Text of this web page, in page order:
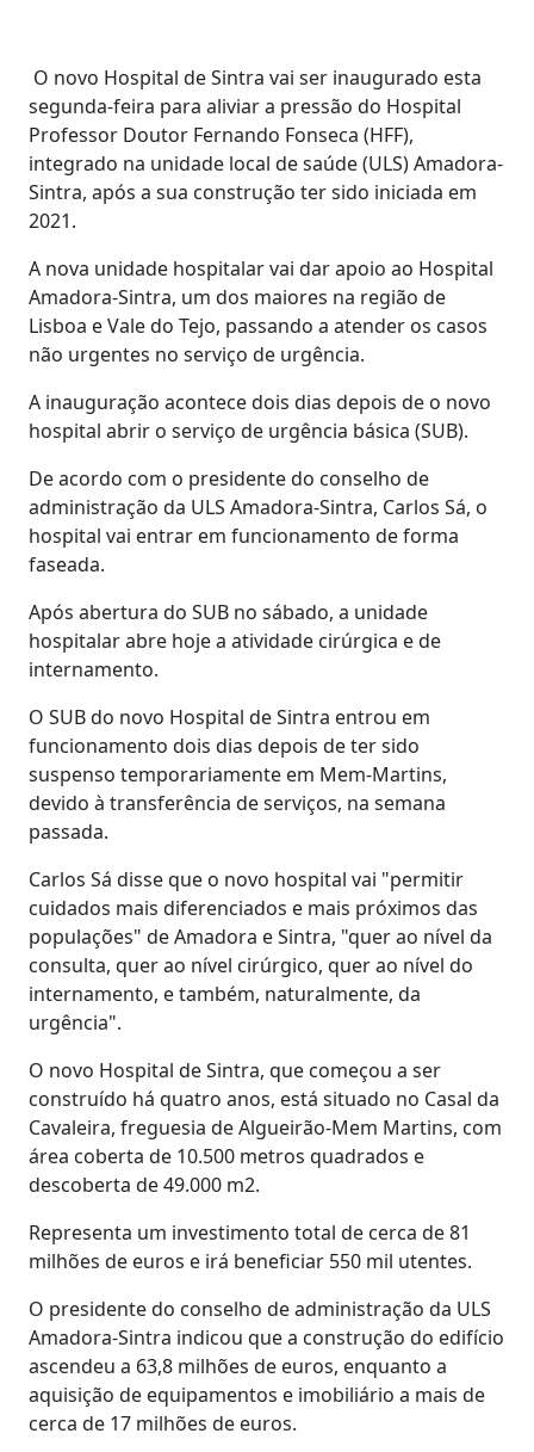
O novo Hospital de Sintra vai ser inaugurado esta
segunda-feira para aliviar a pressão do Hospital
Professor Doutor Fernando Fonseca (HFF),
integrado na unidade local de saúde (ULS) Amadora-
Sintra, após a sua construção ter sido iniciada em
2021.
A nova unidade hospitalar vai dar apoio ao Hospital
Amadora-Sintra, um dos maiores na região de
Lisboa e Vale do Tejo, passando a atender os casos
não urgentes no serviço de urgência.
A inauguração acontece dois dias depois de o novo
hospital abrir o serviço de urgência básica (SUB).
De acordo com o presidente do conselho de
administração da ULS Amadora-Sintra, Carlos Sá, o
hospital vai entrar em funcionamento de forma
faseada.
Após abertura do SUB no sábado, a unidade
hospitalar abre hoje a atividade cirúrgica e de
internamento.
O SUB do novo Hospital de Sintra entrou em
funcionamento dois dias depois de ter sido
suspenso temporariamente em Mem-Martins,
devido à transferência de serviços, na semana
passada.
Carlos Sá disse que o novo hospital vai "permitir
cuidados mais diferenciados e mais próximos das
populações" de Amadora e Sintra, "quer ao nível da
consulta, quer ao nível cirúrgico, quer ao nível do
internamento, e também, naturalmente, da
urgência".
O novo Hospital de Sintra, que começou a ser
construído há quatro anos, está situado no Casal da
Cavaleira, freguesia de Algueirão-Mem Martins, com
área coberta de 10.500 metros quadrados e
descoberta de 49.000 m2.
Representa um investimento total de cerca de 81
milhões de euros e irá beneficiar 550 mil utentes.
O presidente do conselho de administração da ULS
Amadora-Sintra indicou que a construção do edifício
ascendeu a 63,8 milhões de euros, enquanto a
aquisição de equipamentos e imobiliário a mais de
cerca de 17 milhões de euros.